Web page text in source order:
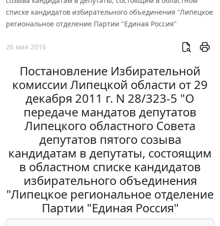
списке кандидатов избирательного объединения "Липецкое
региональное отделение Партии "Единая Россия"
26 мая 2016
Постановление Избирательной
комиссии Липецкой области от 29
декабря 2011 г. N 28/323-5 "О
передаче мандатов депутатов
Липецкого областного Совета
депутатов пятого созыва
кандидатам в депутаты, состоящим
в областном списке кандидатов
избирательного объединения
"Липецкое региональное отделение
Партии "Единая Россия"